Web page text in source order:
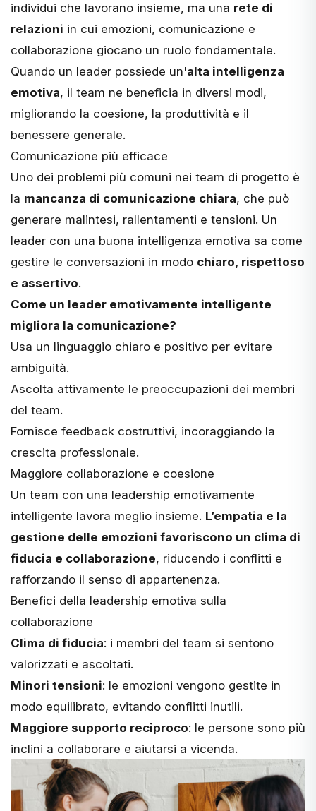
individui che lavorano insieme, ma una rete di
relazioni in cui emozioni, comunicazione e
collaborazione giocano un ruolo fondamentale.
Quando un leader possiede un'alta intelligenza
emotiva, il team ne beneficia in diversi modi,
migliorando la coesione, la produttività e il
benessere generale.
Comunicazione più efficace
Uno dei problemi più comuni nei team di progetto è
la mancanza di comunicazione chiara, che può
generare malintesi, rallentamenti e tensioni. Un
leader con una buona intelligenza emotiva sa come
gestire le conversazioni in modo chiaro, rispettoso
e assertivo.
Come un leader emotivamente intelligente
migliora la comunicazione?
Usa un linguaggio chiaro e positivo per evitare
ambiguità.
Ascolta attivamente le preoccupazioni dei membri
del team.
Fornisce feedback costruttivi, incoraggiando la
crescita professionale.
Maggiore collaborazione e coesione
Un team con una leadership emotivamente
intelligente lavora meglio insieme. L’empatia e la
gestione delle emozioni favoriscono un clima di
fiducia e collaborazione, riducendo i conflitti e
rafforzando il senso di appartenenza.
Benefici della leadership emotiva sulla
collaborazione
Clima di fiducia: i membri del team si sentono
valorizzati e ascoltati.
Minori tensioni: le emozioni vengono gestite in
modo equilibrato, evitando conflitti inutili.
Maggiore supporto reciproco: le persone sono più
inclini a collaborare e aiutarsi a vicenda.